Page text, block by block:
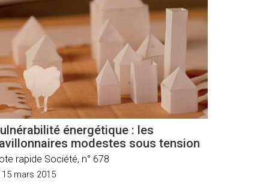
énergétique : les
modestes sous tension
rapide Société, n° 678
15 mars 2015